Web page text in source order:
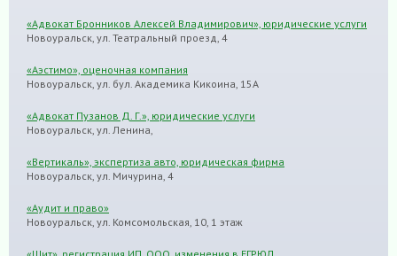
«Адвокат Бронников Алексей Владимирович», юридические услуги
Новоуральск, ул. Театральный проезд, 4
«Аэстимо», оценочная компания
Новоуральск, ул. бул. Академика Кикоина, 15А
«Адвокат Пузанов Д. Г.», юридические услуги
Новоуральск, ул. Ленина,
«Вертикаль», экспертиза авто, юридическая фирма
Новоуральск, ул. Мичурина, 4
«Аудит и право»
Новоуральск, ул. Комсомольская, 10, 1 этаж